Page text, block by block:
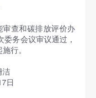
查和碳排放评价办
务会议审议通过，
行。
洁
日